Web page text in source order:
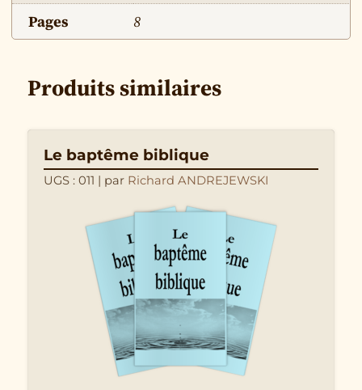
Pages
8
Produits similaires
Le baptême biblique
UGS : 011 | par Richard ANDREJEWSKI